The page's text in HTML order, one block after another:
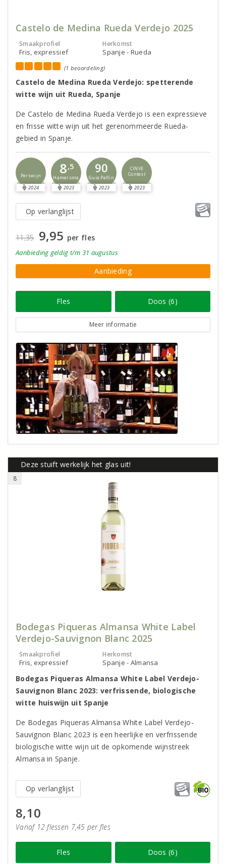
Castelo de Medina Rueda Verdejo 2025
Smaakprofiel
Fris, expressief
Herkomst
Spanje - Rueda
(1 beoordeling)
Castelo de Medina Rueda Verdejo: spetterende
witte wijn uit Rueda, Spanje
De Castelo de Medina Rueda Verdejo is een expressieve
en frisse witte wijn uit het gerenommeerde Rueda-
gebied in Spanje.
Perswijn
2024
8,5
Hamersma
2023
90
Guía Peñín
2023
CINVE
Contest
2023
Op verlanglijst
11,35 9,95 per fles
Aanbieding geldig t/m 31 augustus
Aanbieding
Fles Doos (6)
Meer informatie
Deze stuift werkelijk het glas uit!
8
Bodegas Piqueras Almansa White Label
Verdejo-Sauvignon Blanc 2025
Smaakprofiel
Fris, expressief
Herkomst
Spanje - Almansa
Bodegas Piqueras Almansa White Label Verdejo-
Sauvignon Blanc 2023: verfrissende, biologische
witte huiswijn uit Spanje
De Bodegas Piqueras Almansa White Label Verdejo-
Sauvignon Blanc 2023 is een heerlijke en verfrissende
biologische witte wijn uit de opkomende wijnstreek
Almansa in Spanje.
Op verlanglijst
8,10
Vanaf 12 flessen 7,45 per fles
Fles Doos (6)